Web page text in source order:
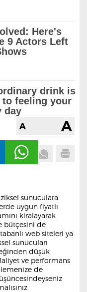
sunuculara
uygun fiyatlı
kiralayarak
bütçesini de
web siteleri ya
sunucuları
düşük
ve performans
de